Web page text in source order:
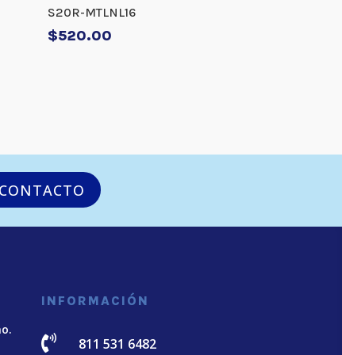
S20R-MTLNL16
$520.00
CONTACTO
INFORMACIÓN
 811 531 6482